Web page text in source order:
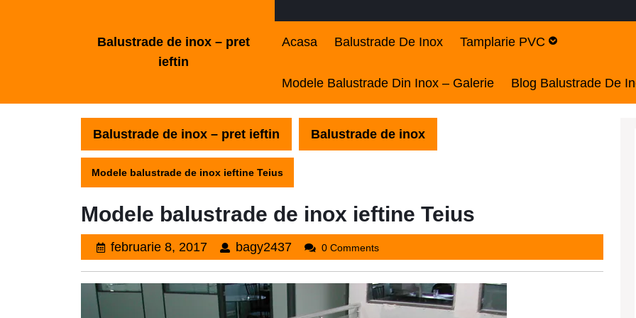
Balustrade de inox – pret
ieftin
Acasa Balustrade De Inox Tamplarie PVC
Modele Balustrade Din Inox – Galerie Blog Balustrade De
Balustrade de inox – pret ieftin Balustrade de inox
Modele balustrade de inox ieftine Teius
Modele balustrade de inox ieftine Teius
februarie 8, 2017februarie
2017
bagy2437bagy24370 Comments